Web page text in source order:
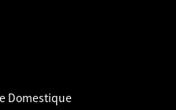
Domestique